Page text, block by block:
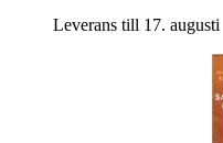
Leverans till 17. augusti